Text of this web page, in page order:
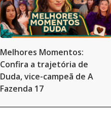
Melhores Momentos:
Confira a trajetória de
Duda, vice-campeã de A
Fazenda 17